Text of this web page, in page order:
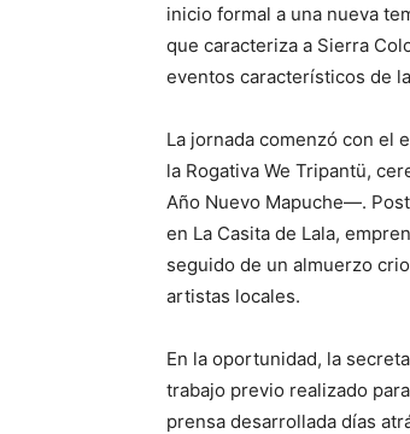
inicio formal a una nueva
que caracteriza a Sierra
eventos característicos de
La jornada comenzó con el
la Rogativa We Tripantü,
Año Nuevo Mapuche—.
en La Casita de Lala,
seguido de un almuerzo
artistas locales.
En la oportunidad, la
trabajo previo realizado
prensa desarrollada días